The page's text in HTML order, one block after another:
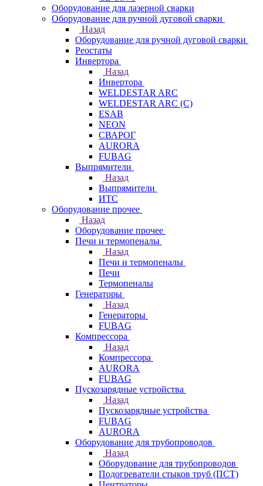
Оборудование для лазерной сварки
Оборудование для ручной дуговой сварки
Назад
Оборудование для ручной дуговой сварки
Реостаты
Инвертора
Назад
Инвертора
WELDESTAR ARC
WELDESTAR ARC (С)
ESAB
NEON
СВАРОГ
AURORA
FUBAG
Выпрямители
Назад
Выпрямители
ИТС
Оборудование прочее
Назад
Оборудование прочее
Печи и термопеналы
Назад
Печи и термопеналы
Печи
Термопеналы
Генераторы
Назад
Генераторы
FUBAG
Компрессора
Назад
Компрессора
AURORA
FUBAG
Пускозарядные устройства
Назад
Пускозарядные устройства
FUBAG
AURORA
Оборудование для трубопроводов
Назад
Оборудование для трубопроводов
Подогреватели стыков труб (ПСТ)